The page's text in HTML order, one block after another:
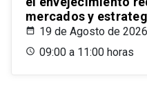
mercados y
19 de Agosto de 2026
09:00 a 11:00 horas